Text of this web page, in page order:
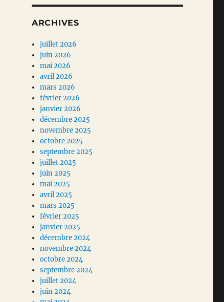
ARCHIVES
juillet 2026
juin 2026
mai 2026
avril 2026
mars 2026
février 2026
janvier 2026
décembre 2025
novembre 2025
octobre 2025
septembre 2025
juillet 2025
juin 2025
mai 2025
avril 2025
mars 2025
février 2025
janvier 2025
décembre 2024
novembre 2024
octobre 2024
septembre 2024
juillet 2024
juin 2024